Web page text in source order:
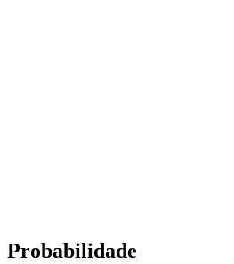
Probabilidade